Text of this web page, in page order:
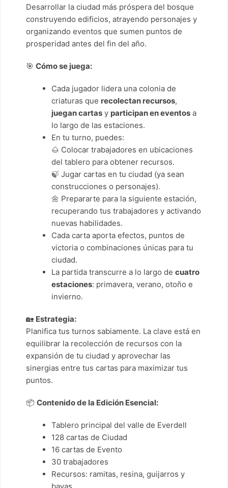
Desarrollar la ciudad más próspera del bosque
construyendo edificios, atrayendo personajes y
organizando eventos que sumen puntos de
prosperidad antes del fin del año.
🎯 Cómo se juega:
Cada jugador lidera una colonia de
criaturas que recolectan recursos,
juegan cartas y participan en eventos a
lo largo de las estaciones.
En tu turno, puedes:
🌰 Colocar trabajadores en ubicaciones
del tablero para obtener recursos.
🍃 Jugar cartas en tu ciudad (ya sean
construcciones o personajes).
🌼 Prepararte para la siguiente estación,
recuperando tus trabajadores y activando
nuevas habilidades.
Cada carta aporta efectos, puntos de
victoria o combinaciones únicas para tu
ciudad.
La partida transcurre a lo largo de cuatro
estaciones: primavera, verano, otoño e
invierno.
🏡 Estrategia:
Planifica tus turnos sabiamente. La clave está en
equilibrar la recolección de recursos con la
expansión de tu ciudad y aprovechar las
sinergias entre tus cartas para maximizar tus
puntos.
📦 Contenido de la Edición Esencial:
Tablero principal del valle de Everdell
128 cartas de Ciudad
16 cartas de Evento
30 trabajadores
Recursos: ramitas, resina, guijarros y